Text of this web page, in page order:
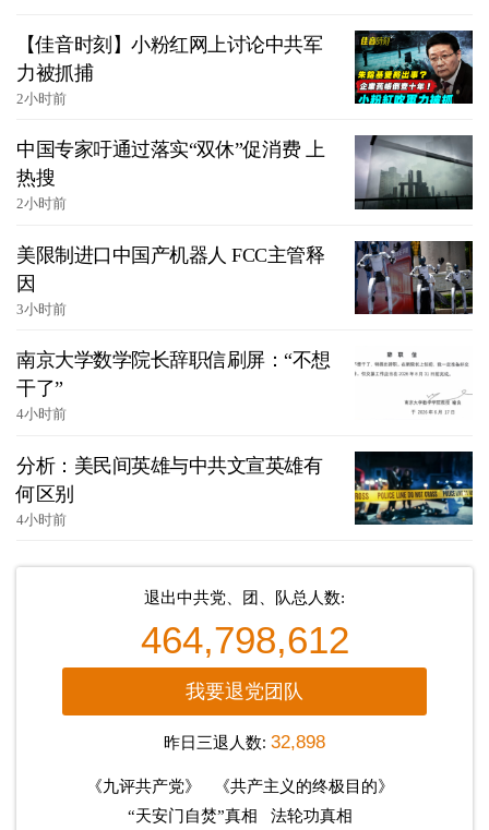
【佳音时刻】小粉红网上讨论中共军
力被抓捕
2小时前
中国专家吁通过落实“双休”促消费 上
热搜
2小时前
美限制进口中国产机器人 FCC主管释
因
3小时前
南京大学数学院长辞职信刷屏：“不想
干了”
4小时前
分析：美民间英雄与中共文宣英雄有
何区别
4小时前
退出中共党、团、队总人数:
464,798,612
我要退党团队
昨日三退人数: 32,898
《九评共产党》
《共产主义的终极目的》
“天安门自焚”真相
法轮功真相